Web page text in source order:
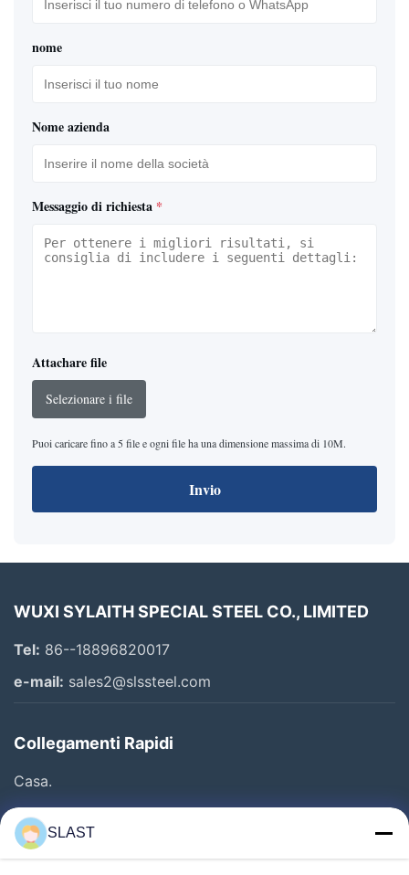
nome
Nome azienda
Messaggio di richiesta *
Attachare file
Selezionare i file
Puoi caricare fino a 5 file e ogni file ha una dimensione massima di 10M.
Invio
WUXI SYLAITH SPECIAL STEEL CO., LIMITED
Tel: 86--18896820017
e-mail: sales2@slssteel.com
Collegamenti Rapidi
Casa.
Prodotti
Video
SLAST